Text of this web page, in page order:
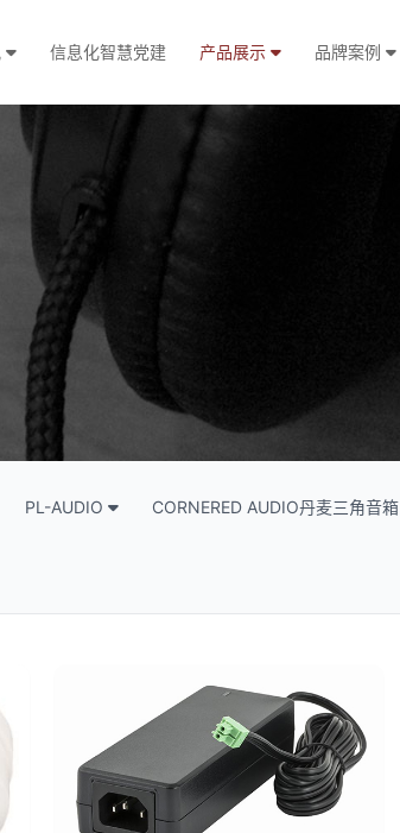
信息化智慧党建 产品展示 品牌案例
PL-AUDIO CORNERED AUDIO丹麦三角音箱